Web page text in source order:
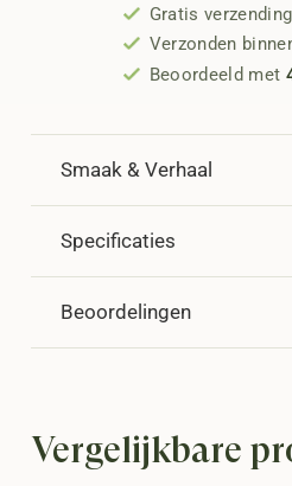
Gratis verzending
Verzonden
Beoordeeld met
Smaak & Verhaal
Specificaties
Beoordelingen
Vergelijkbare